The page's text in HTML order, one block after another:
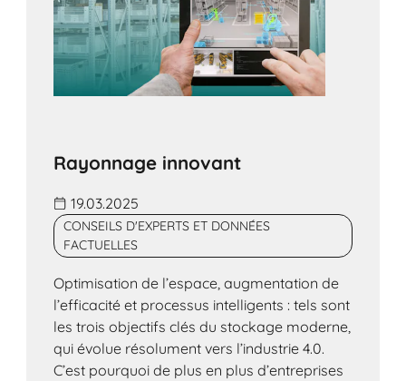
Rayonnage innovant
19.03.2025
CONSEILS D'EXPERTS ET DONNÉES
FACTUELLES
Optimisation de l’espace, augmentation de
l’efficacité et processus intelligents : tels sont
les trois objectifs clés du stockage moderne,
qui évolue résolument vers l’industrie 4.0.
C’est pourquoi de plus en plus d’entreprises